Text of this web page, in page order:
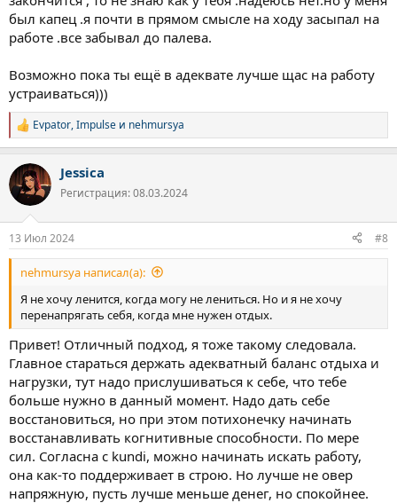
был капец .я почти в прямом смысле на ходу засыпал на
работе .все забывал до палева.
Возможно пока ты ещё в адеквате лучше щас на работу
устраиваться)))
Р
е
к
ц
и
Evpator,Impulse и nehmursya
Jessica
Регистрация: 08.03.2024
13 Июл 2024 #8
nehmursya написал(а):
Я не хочу ленится, когда могу не лениться. Но и я не хочу
перенапрягать себя, когда мне нужен отдых.
Привет! Отличный подход, я тоже такому следовала.
Главное стараться держать адекватный баланс отдыха и
нагрузки, тут надо прислушиваться к себе, что тебе
больше нужно в данный момент. Надо дать себе
восстановиться, но при этом потихонечку начинать
восстанавливать когнитивные способности. По мере
сил. Согласна с kundi, можно начинать искать работу,
она как-то поддерживает в строю. Но лучше не овер
напряжную, пусть лучше меньше денег, но спокойнее.